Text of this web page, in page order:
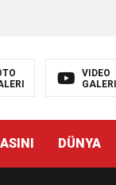
VIDEO
GALERI
DÜNYA
HAMİTKÖY
KALDIRILDI!